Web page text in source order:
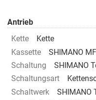
Antrieb
Kette
Kette
Kassette
SHIMANO
Schaltung
SHIMANO
Schaltungsart
Schaltwerk
SHIMANO